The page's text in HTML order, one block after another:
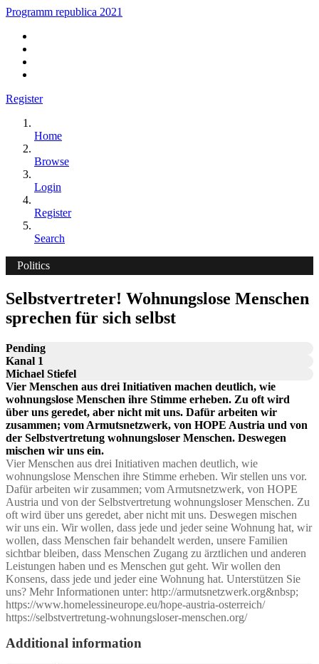
Programm republica 2021
Register
Home
Browse
Login
Register
Search
Politics
Selbstvertreter! Wohnungslose Menschen
sprechen für sich selbst
Pending
Kanal 1
Michael Stiefel
Vier Menschen aus drei Initiativen machen deutlich, wie
wohnungslose Menschen ihre Stimme erheben. Zu oft wird
über uns geredet, aber nicht mit uns. Dafür arbeiten wir
zusammen; vom Armutsnetzwerk, von HOPE Austria und von
der Selbstvertretung wohnungsloser Menschen. Deswegen
mischen wir uns ein.
Vier Menschen aus drei Initiativen machen deutlich, wie
wohnungslose Menschen ihre Stimme erheben. Wir stellen uns vor.
Dafür arbeiten wir zusammen; vom Armutsnetzwerk, von HOPE
Austria und von der Selbstvertretung wohnungsloser Menschen. Zu
oft wird über uns geredet, aber nicht mit uns. Deswegen mischen
wir uns ein. Wir wollen, dass jede und jeder seine Wohnung hat, wir
wollen, dass Menschen fair behandelt werden, unsere Familien
sichtbar bleiben, dass Menschen Zugang zu ärztlichen und anderen
Leistungen haben und es Menschen gut geht. Wir wollen den
Konsens, dass jede und jeder eine Wohnung hat. Unterstützen Sie
uns? Mehr Informationen unter: http://armutsnetzwerk.org&nbsp;
https://www.homelessineurope.eu/hope-austria-osterreich/
https://selbstvertretung-wohnungsloser-menschen.org/
Additional information